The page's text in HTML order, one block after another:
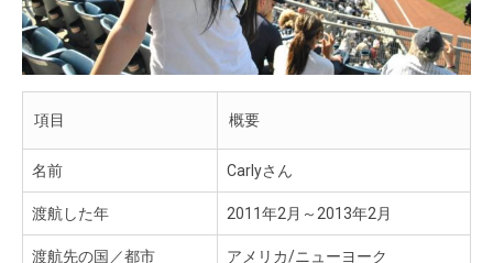
項目 概要
名前 Carlyさん
渡航した年 2011年2月～2013年2月
渡航先の国／都市 アメリカ/ニューヨーク